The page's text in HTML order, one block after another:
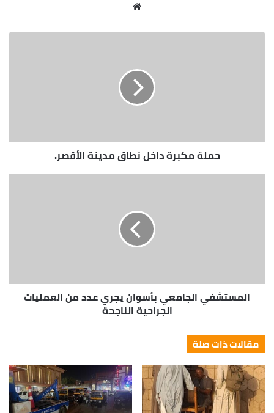
واضاف الدكتور أشرف معبد المدير التنفيذي
شخص في حادث تصادم 3 سيارات امام قرية يهريف
شمال اسوان بالكورنيش الجديد وقدمت لهم كافة أوجه
الرعاية الطبية داخل المستشفى الجامعي بأسوان.
حملة مكبرة داخل نطاق مدينة الأقصر.
المستشفي الجامعي بأسوان يجري عدد من العمليات
الجراحية الناجحة
مقالات ذات صلة